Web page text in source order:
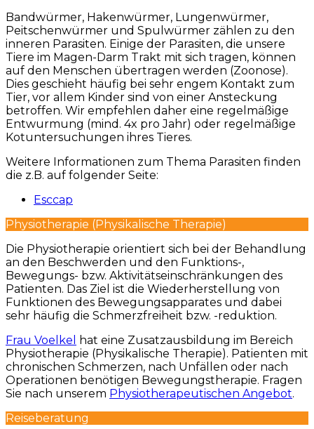
Bandwürmer, Hakenwürmer, Lungenwürmer,
Peitschenwürmer und Spulwürmer zählen zu den
inneren Parasiten. Einige der Parasiten, die unsere
Tiere im Magen-Darm Trakt mit sich tragen, können
auf den Menschen übertragen werden (Zoonose).
Dies geschieht häufig bei sehr engem Kontakt zum
Tier, vor allem Kinder sind von einer Ansteckung
betroffen. Wir empfehlen daher eine regelmäßige
Entwurmung (mind. 4x pro Jahr) oder regelmäßige
Kotuntersuchungen ihres Tieres.
Weitere Informationen zum Thema Parasiten finden
die z.B. auf folgender Seite:
Esccap
Physiotherapie (Physikalische Therapie)
Die Physiotherapie orientiert sich bei der Behandlung
an den Beschwerden und den Funktions-,
Bewegungs- bzw. Aktivitätseinschränkungen des
Patienten. Das Ziel ist die Wiederherstellung von
Funktionen des Bewegungsapparates und dabei
sehr häufig die Schmerzfreiheit bzw. -reduktion.
Frau Voelkel
hat eine Zusatzausbildung im Bereich
Physiotherapie (Physikalische Therapie). Patienten mit
chronischen Schmerzen, nach Unfällen oder nach
Operationen benötigen Bewegungstherapie. Fragen
Sie nach unserem Physiotherapeutischen Angebot.
Reiseberatung